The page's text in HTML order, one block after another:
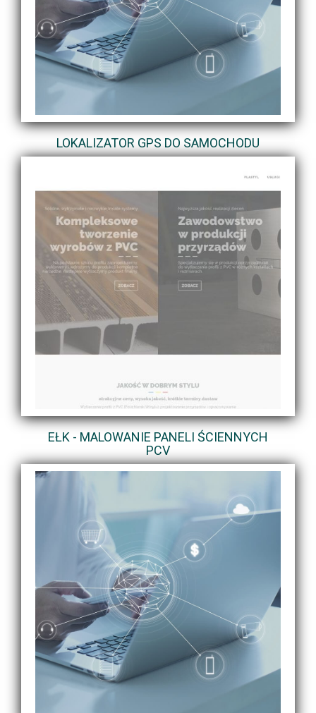
LOKALIZATOR GPS DO SAMOCHODU
EŁK - MALOWANIE PANELI ŚCIENNYCH
PCV